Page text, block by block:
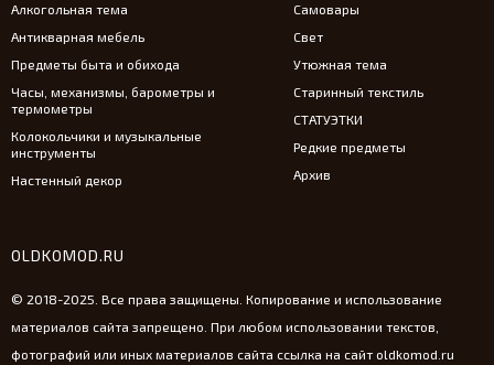
Алкогольная тема
Антикварная мебель
Предметы быта и обихода
Часы, механизмы, барометры и
термометры
Колокольчики и музыкальные
инструменты
Настенный декор
Самовары
Свет
Утюжная тема
Старинный текстиль
СТАТУЭТКИ
Редкие предметы
Архив
OLDKOMOD.RU
© 2018-2025. Все права защищены. Копирование и использование
материалов сайта запрещено. При любом использовании текстов,
фотографий или иных материалов сайта ссылка на сайт oldkomod.ru